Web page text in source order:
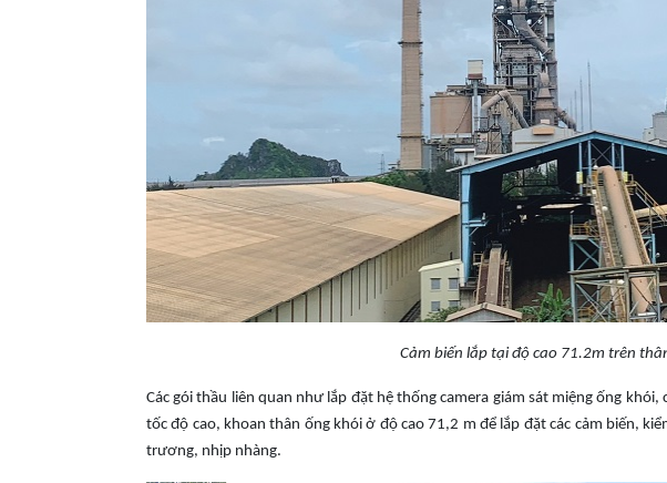
Cảm biến lắp tại độ cao 71.2m trên
Các gói thầu liên quan như lắp đặt hệ thống camera giám sát miệng ống
tốc độ cao, khoan thân ống khói ở độ cao 71,2 m để lắp đặt các cảm biến,
trương, nhịp nhàng.